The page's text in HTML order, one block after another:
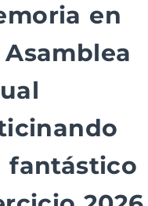
en
fantástico